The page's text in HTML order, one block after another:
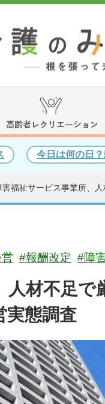
今日は何の日
害福祉サービス事業所、
#報酬改定 #障
人材不足で
態調査